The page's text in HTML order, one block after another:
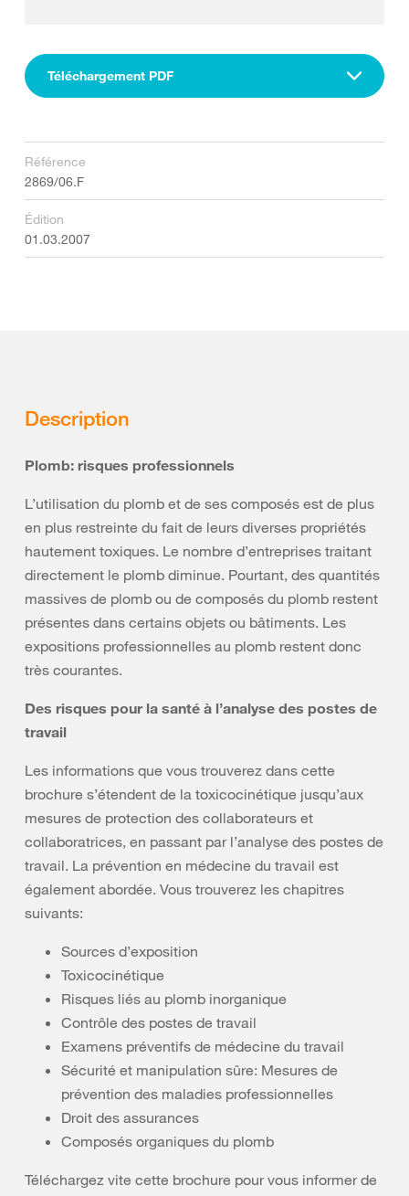
Téléchargement PDF
Référence
2869/06.F
Édition
01.03.2007
Description
Plomb: risques professionnels
L’utilisation du plomb et de ses composés est de plus
en plus restreinte du fait de leurs diverses propriétés
hautement toxiques. Le nombre d’entreprises traitant
directement le plomb diminue. Pourtant, des quantités
massives de plomb ou de composés du plomb restent
présentes dans certains objets ou bâtiments. Les
expositions professionnelles au plomb restent donc
très courantes.
Des risques pour la santé à l’analyse des postes de
travail
Les informations que vous trouverez dans cette
brochure s’étendent de la toxicocinétique jusqu’aux
mesures de protection des collaborateurs et
collaboratrices, en passant par l’analyse des postes de
travail. La prévention en médecine du travail est
également abordée. Vous trouverez les chapitres
suivants:
Sources d’exposition
Toxicocinétique
Risques liés au plomb inorganique
Contrôle des postes de travail
Examens préventifs de médecine du travail
Sécurité et manipulation sûre: Mesures de
prévention des maladies professionnelles
Droit des assurances
Composés organiques du plomb
Téléchargez vite cette brochure pour vous informer de